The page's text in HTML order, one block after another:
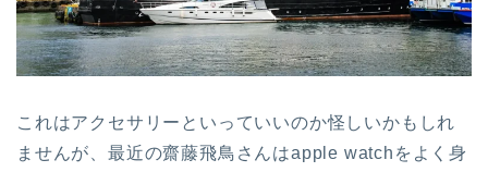
これはアクセサリーといっていいのか怪しいかもしれ
ませんが、最近の齋藤飛鳥さんはapple watchをよく身